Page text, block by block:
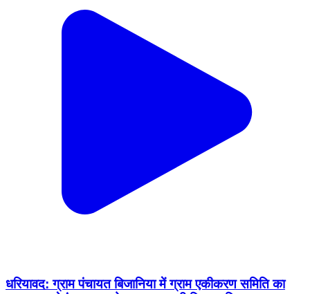
धरियावद: ग्राम पंचायत बिजानिया में ग्राम एकीकरण समिति का